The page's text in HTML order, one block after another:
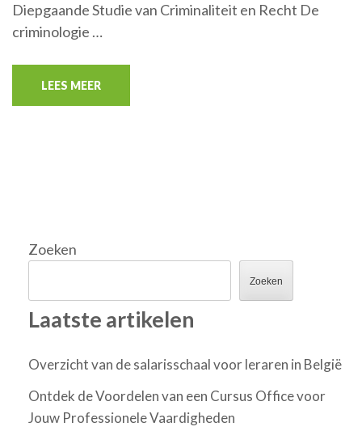
Diepgaande Studie van Criminaliteit en Recht De
criminologie …
LEES MEER
Zoeken
Zoeken
Laatste artikelen
Overzicht van de salarisschaal voor leraren in België
Ontdek de Voordelen van een Cursus Office voor
Jouw Professionele Vaardigheden